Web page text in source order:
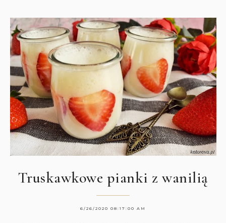
Truskawkowe pianki z wanilią
6/26/2020 08:17:00 AM